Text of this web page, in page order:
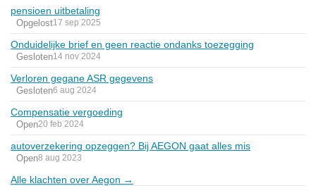
pensioen uitbetaling
Opgelost17 sep 2025
Onduidelijke brief en geen reactie ondanks toezegging
Gesloten14 nov 2024
Verloren gegane ASR gegevens
Gesloten6 aug 2024
Compensatie vergoeding
Open20 feb 2024
autoverzekering opzeggen? Bij AEGON gaat alles mis
Open8 aug 2023
Alle klachten over Aegon →